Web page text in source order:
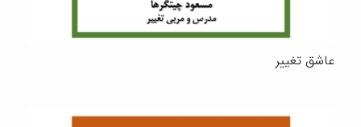
عاشق تغییر